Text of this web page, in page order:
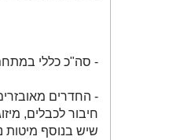
- סה"כ כללי במתחם 9 חדרי
חיבור לכבלים,
שיש בנוסף מיטות